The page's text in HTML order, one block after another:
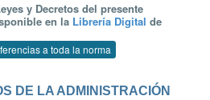
y Decretos del presente
en la Librería Digital de
a toda la norma
DE LA ADMINISTRACIÓN